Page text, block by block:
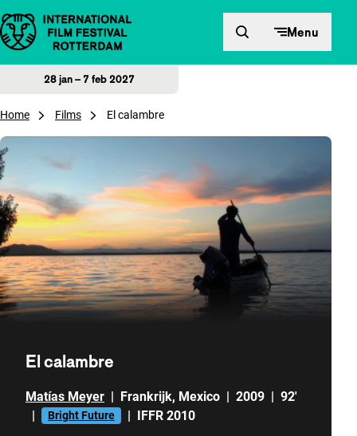
Direct naar inhoud Menu
28 jan – 7 feb 2027
Home Films El calambre
El calambre
Matías Meyer | Frankrijk, Mexico | 2009 | 92'
|
Bright Future | IFFR 2010